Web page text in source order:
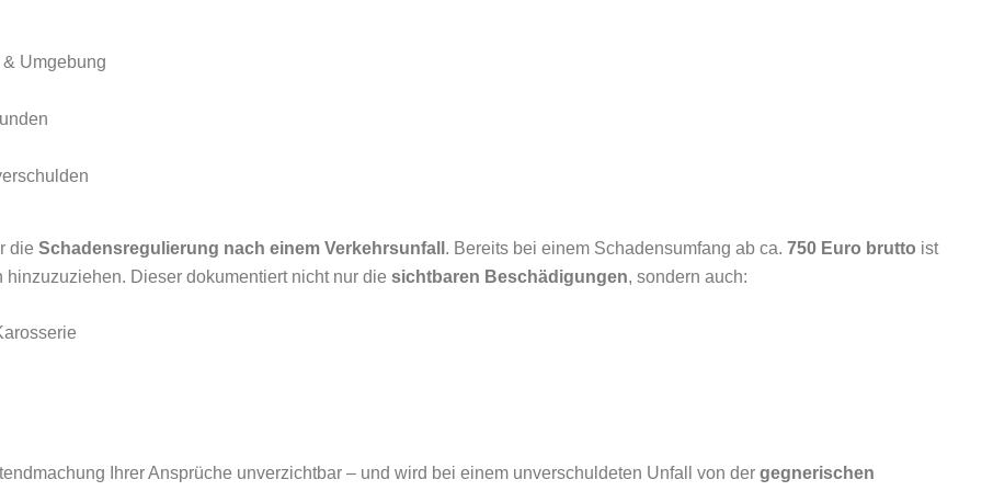
Umgebung
die Schadensregulierung nach einem Verkehrsunfall . Bereits bei einem Schadensumfang ab ca. 750 Euro brutto ist
Dieser dokumentiert nicht nur die sichtbaren Beschädigungen, sondern auch:
Ihrer Ansprüche unverzichtbar – und wird bei einem unverschuldeten Unfall von der gegnerischen